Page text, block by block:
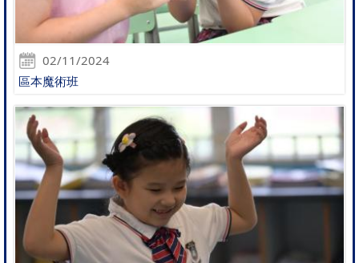
02/11/2024
區本魔術班